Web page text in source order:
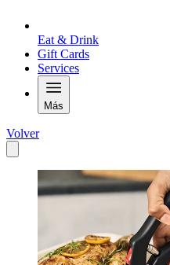
Eat & Drink
Gift Cards
Services
Más
Volver